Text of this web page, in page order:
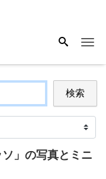
検索
」 の写真とミニ